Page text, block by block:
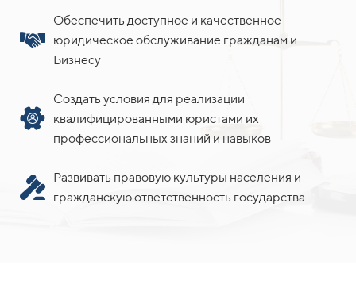
Обеспечить доступное и качественное
юридическое обслуживание гражданам и
Бизнесу
Создать условия для реализации
квалифицированными юристами их
профессиональных знаний и навыков
Развивать правовую культуры населения и
гражданскую ответственность государства